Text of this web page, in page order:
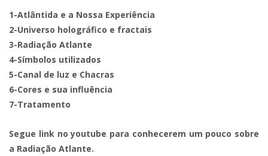
1-Atlântida e a Nossa Experiência
2-Universo holográfico e fractais
3-Radiação Atlante
4-Símbolos utilizados
5-Canal de luz e Chacras
6-Cores e sua influência
7-Tratamento
Segue link no youtube para conhecerem um pouco sobre
a Radiação Atlante.